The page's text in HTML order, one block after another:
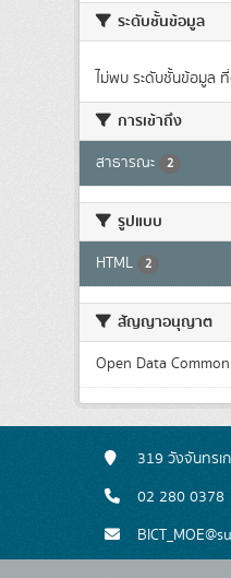
ระดับชั้นข้อมูล
ไม่พบ ระดับชั้นข้อมูล
การเข้าถึง
สาธารณะ 2
รูปแบบ
HTML 2
สัญญาอนุญาต
Open Data Common
319 วังจันทร
02 280 0378